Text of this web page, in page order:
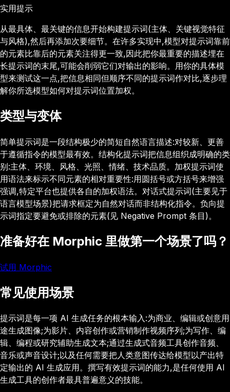
实用提示
从最具体、最关键的信息开始构建提示词(主体、关键视觉特征
与风格),然后再添加次要细节。在许多实现中,模型对提示词靠前
的元素比靠后的元素关注得更一致,因此把你最重要的描述埋在
长提示词的末尾,可能会削弱它们对输出的影响。用你的具体模
型来测试这一点,把信息相同但顺序不同的提示词作对比,逐步理
解你所选模型如何对提示词位置加权。
类型与变体
简单提示词是一段结构极少的简短自然语言描述:对较新、更善
于遵循指令的模型最有效。结构化提示词把信息组织成明确的类
别:主体、环境、风格、光照、情绪、技术品质。加权提示词使
用语法来标示不同元素的相对重要性:用圆括号或方括号来增强
强调,特定平台也提供各自的加权语法。对话式提示词(主要见于
语言模型场景)把请求框定为自然对话而非结构化指令。负向提
示词指定要避免或排除的元素(见 Negative Prompt 条目)。
准备好在 Morphic 里做第一个场景了吗？
试用 Morphic
常见使用场景
提示词是每一项 AI 生成任务的根本输入:为商业、编辑或创意用
途生成图像;为影片、内容创作或营销制作视频序列;为写作、编
辑、编程或研究辅助生成文本;通过生成式音频工具创作音频、
音乐或声音设计;以及任何需要把人类意图传达给模型以产出特
定输出的 AI 生成应用。撰写有效提示词的能力,是任何使用 AI
生成工具的创作者最具普遍意义的技能。